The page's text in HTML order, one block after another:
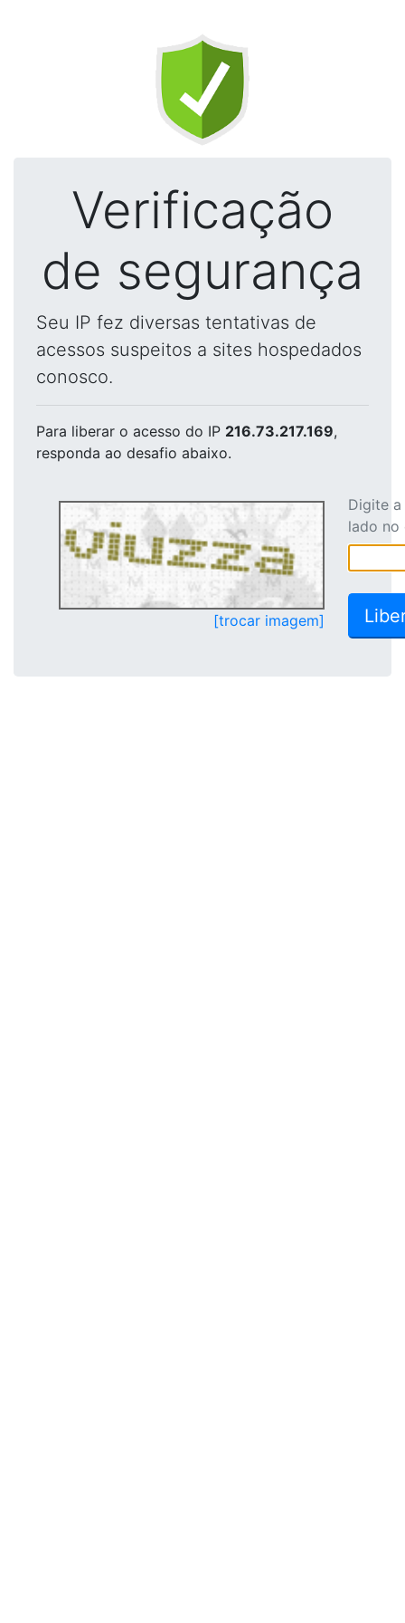
Verificação
de segurança
Seu IP fez diversas tentativas de
acessos suspeitos a sites hospedados
conosco.
Para liberar o acesso do IP 216.73.217.169,
responda ao desafio abaixo.
[trocar imagem]
Digite
lado no